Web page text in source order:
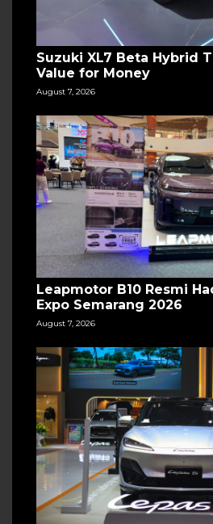
Suzuki XL7 Beta Hybrid
Value for Money
August 7, 2026
Leapmotor B10 Resmi
Expo Semarang 2026
August 7, 2026